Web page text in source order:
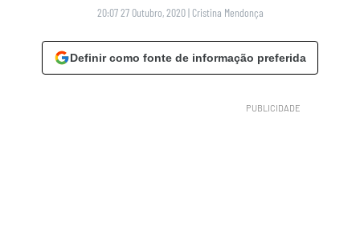
20:07 27 Outubro, 2020 | Cristina Mendonça
Definir como fonte de informação preferida